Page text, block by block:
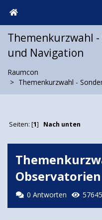
Themenkurzwahl
und Navigation
Raumcon
Themenkurzwahl -
Seiten: [1] Nach unten
0 Antworten